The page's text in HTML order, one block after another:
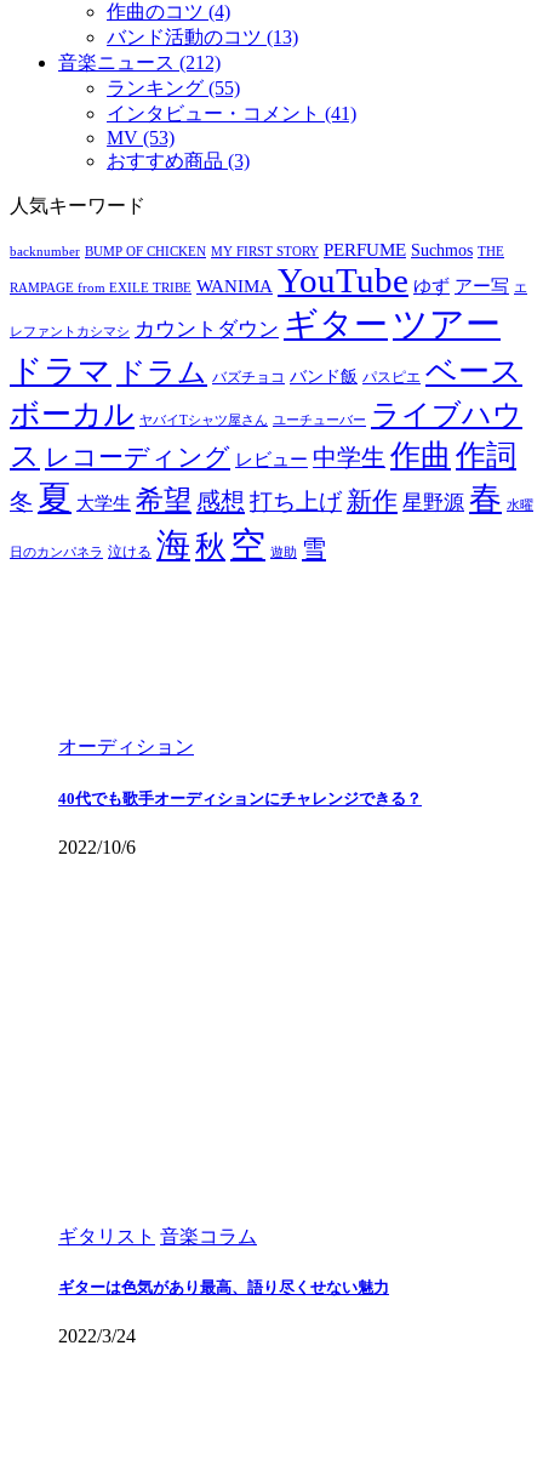
作曲のコツ (4)
バンド活動のコツ (13)
音楽ニュース (212)
ランキング (55)
インタビュー・コメント (41)
MV (53)
おすすめ商品 (3)
人気キーワード
backnumber BUMP OF CHICKEN MY FIRST STORY PERFUME Suchmos THE
RAMPAGE from EXILE TRIBE WANIMA YouTube ゆず アー写 エ
レファントカシマシ カウントダウン ギター ツアー
ドラマ ドラム バズチョコ バンド飯 パスピエ ベース
ボーカル ヤバイTシャツ屋さん ユーチューバー
ライブハウ
ス レコーディング レビュー 中学生 作曲 作詞
冬 夏 大学生 希望 感想 打ち上げ 新作 星野源 春 水曜
日のカンパネラ 泣ける 海秋 空 遊助 雪
オーディション
40代でも歌手オーディションにチャレンジできる？
2022/10/6
ギタリスト 音楽コラム
ギターは色気があり最高、語り尽くせない魅力
2022/3/24